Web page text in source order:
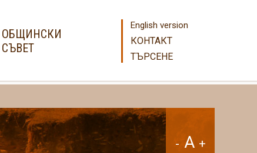
ОБЩИНСКИ
СЪВЕТ
English version
КОНТАКТ
ТЪРСЕНЕ
- A +